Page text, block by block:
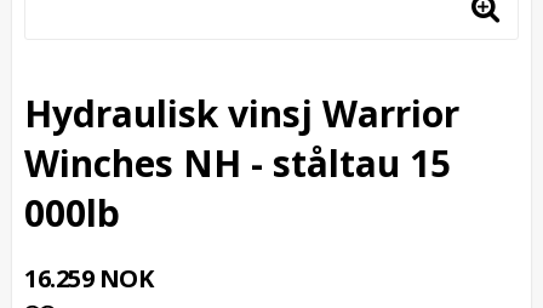
Hydraulisk vinsj Warrior
Winches NH - ståltau 15
000lb
16.259 NOK